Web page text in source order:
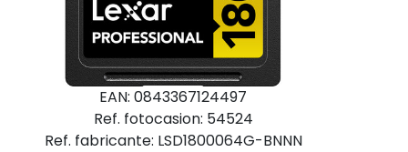
EAN: 0843367124497
Ref. fotocasion: 54524
Ref. fabricante: LSD1800064G-BNNN